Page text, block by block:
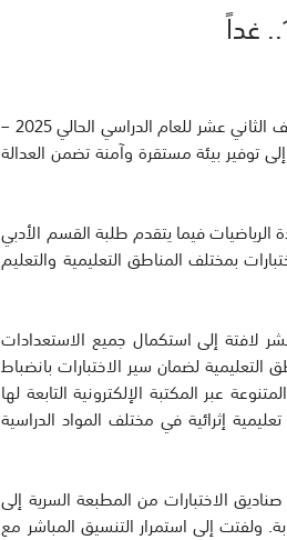
أكدت وزارة التربية استعداداتها لانطلاق امتحانات الفترة الدراسية الثانية لطلبة الصف الثاني عشر للعام الدراسي الحالي 2025 –
إلى توفير بيئة مستقرة وآمنة تضمن العدالة
الرياضيات فيما يتقدم طلبة القسم الأدبي
بمختلف المناطق التعليمية والتعليم
عشر لافتة إلى استكمال جميع الاستعدادات
موزعة على مختلف المناطق التعليمية لضمان سير الاختبارات بانضباط
عبر المكتبة الإلكترونية التابعة لها
إثرائية في مختلف المواد الدراسية
لنقل صناديق الاختبارات من المطبعة السرية إلى
ولفتت إلى استمرار التنسيق المباشر مع